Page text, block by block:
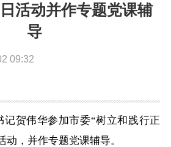
活动并作专题党课辅
导
09:32
记贺伟华参加市委“树立和践行正
动，并作专题党课辅导。